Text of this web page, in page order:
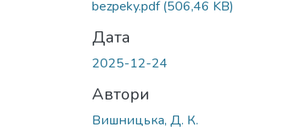
bezpeky.pdf(506,46 KB)
Дата
2025-12-24
Автори
Вишницька, Д. К.